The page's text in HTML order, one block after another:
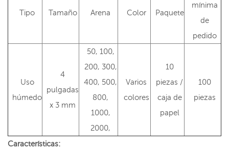
Tipo Tamaño Arena Color Paquete
mínima
de
pedido
Uso
húmedo
4
pulgadas
x 3 mm
50, 100,
200, 300,
400, 500,
800,
1000,
2000,
Varios
colores
10
piezas /
caja de
papel
100
piezas
Características: